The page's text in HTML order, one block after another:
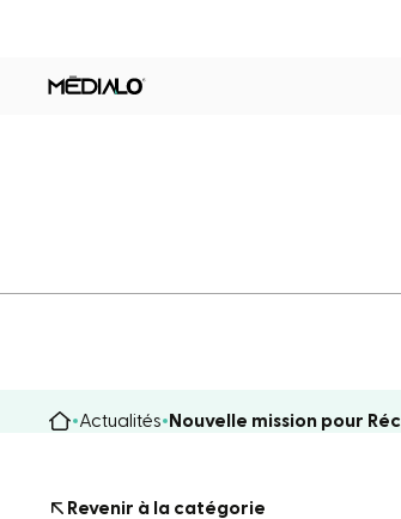
Actualités Nouvelle mission pour
Revenir à la catégorie